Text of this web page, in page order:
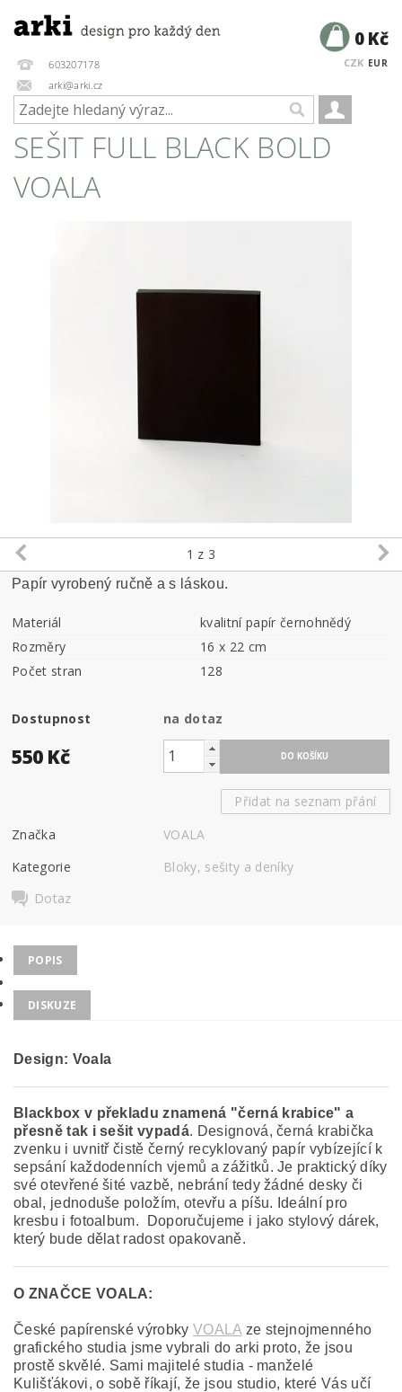
603207178
arki@arki.cz
CZK EUR
0 Kč
SEŠIT FULL BLACK BOLD
VOALA
1 z 3
Papírvyrobený ručně a s láskou.
Materiál
kvalitní papír černohnědý
Rozměry
16 x 22 cm
Počet stran
128
Dostupnost na dotaz
550 Kč
Přidat na seznam přání
Značka
VOALA
Kategorie
Bloky, sešity a deníky
Dotaz
POPIS
DISKUZE
Design: Voala
Blackbox v překladu znamená "černá krabice" a
přesně tak i sešit vypadá. Designová, černá krabička
zvenku i uvnitř čistě černý recyklovaný papír vybízející k
sepsání každodenních vjemů a zážitků. Je praktický díky
své otevřené šité vazbě, nebrání tedy žádné desky či
obal, jednoduše položím, otevřu a píšu. Ideální pro
kresbu i fotoalbum. Doporučujeme i jako stylový dárek,
který bude dělat radost opakovaně.
O ZNAČCE VOALA:
České papírenské výrobkyVOALA ze stejnojmenného
grafického studia jsme vybrali do arki proto, že jsou
prostě skvělé. Sami majitelé studia - manželé
Kulišťákovi, o sobě říkají, že jsou studio, které Vás učí